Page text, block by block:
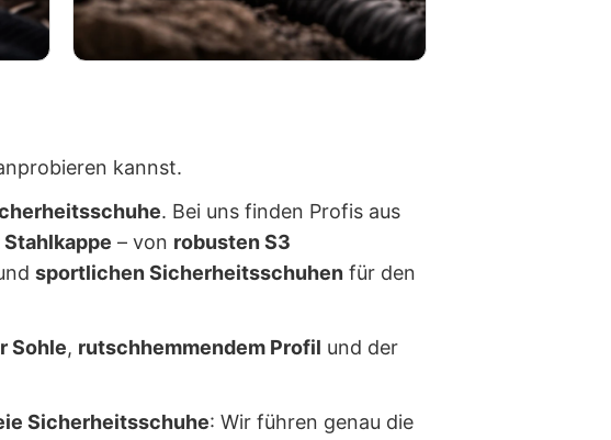
kannst.
. Bei uns finden Profis aus
– von robusten S3
sportlichen Sicherheitsschuhen für den
Sohle, rutschhemmendem Profil und der
Sicherheitsschuhe: Wir führen genau die